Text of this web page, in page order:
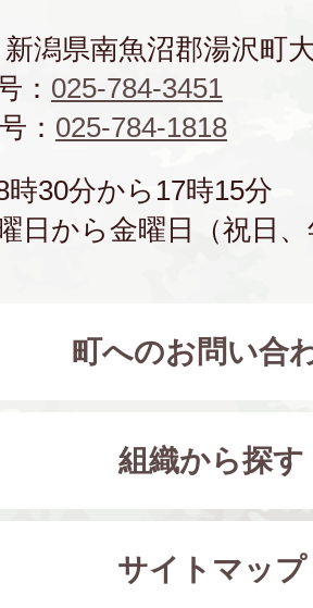
潟県南魚沼郡湯沢町
： 025-784-3451
： 025-784-1818
時30分から17時15分
日から金曜日（祝日
町へのお問い合
組織から探す
サイトマップ